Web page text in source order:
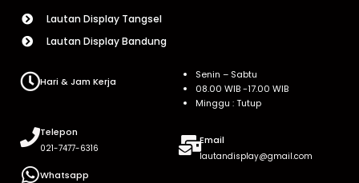
Lautan Display Tangsel
Lautan Display Bandung
Hari & Jam Kerja
Senin – Sabtu
08.00 WIB -17.00 WIB
Minggu : Tutup
Telepon
021-7477-6316
Email
lautandisplay@gmail.com
Whatsapp